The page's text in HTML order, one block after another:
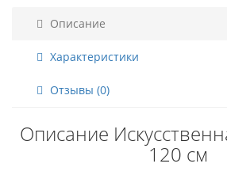
Описание
Характеристики
Отзывы (0)
Описание
120 см